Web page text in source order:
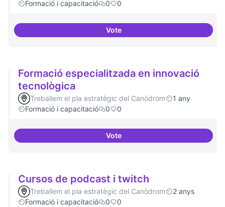
Formació i capacitació
0 0
VoteSensibilització FLOSS
Formació especialitzada en innovació
tecnològica
Treballem el pla estratègic del Canòdrom
1 any
Formació i capacitació
0 0
VoteFormació especialitzada en
Cursos de podcast i twitch
Treballem el pla estratègic del Canòdrom
2 anys
Formació i capacitació
0 0